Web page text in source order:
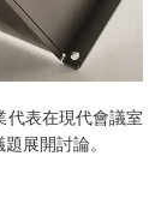
表在現代會議室
展開討論。